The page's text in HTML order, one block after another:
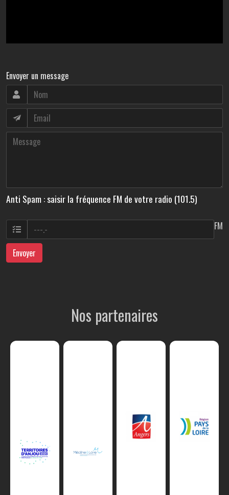
Envoyer un message
Anti Spam : saisir la fréquence FM de votre radio (101.5)
FM
Envoyer
Nos partenaires